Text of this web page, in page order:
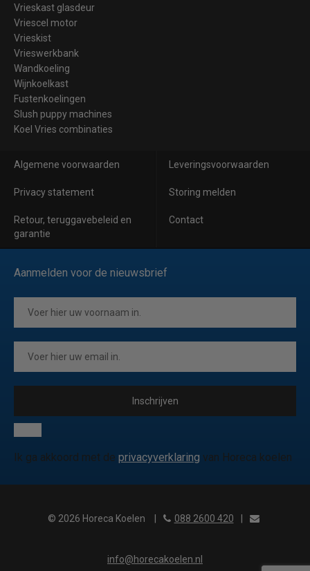
Vrieskast glasdeur
Vriescel motor
Vrieskist
Vrieswerkbank
Wandkoeling
Wijnkoelkast
Fustenkoelingen
Slush puppy machines
Koel Vries combinaties
Algemene voorwaarden Leveringsvoorwaarden
Privacy statement Storing melden
Retour, teruggavebeleid en
garantie
Contact
Aanmelden voor de nieuwsbrief
Inschrijven
Ik ga akkoord met de privacyverklaring van Horeca koelen
© 2026 Horeca Koelen 088 2600 420
info@horecakoelen.nl